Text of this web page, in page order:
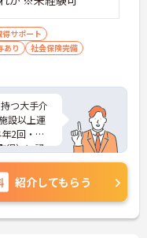
く下回って
やすい環
してお
ハンド連
・アレク
いケアを
フの声を
ームを周
ている職
サポート
あり
社会保険完備
つ大手介
設以上運
2回・定
得）に認
スキルが
間休日11
、育休取
で）・有
にサポー
紹介してもらう